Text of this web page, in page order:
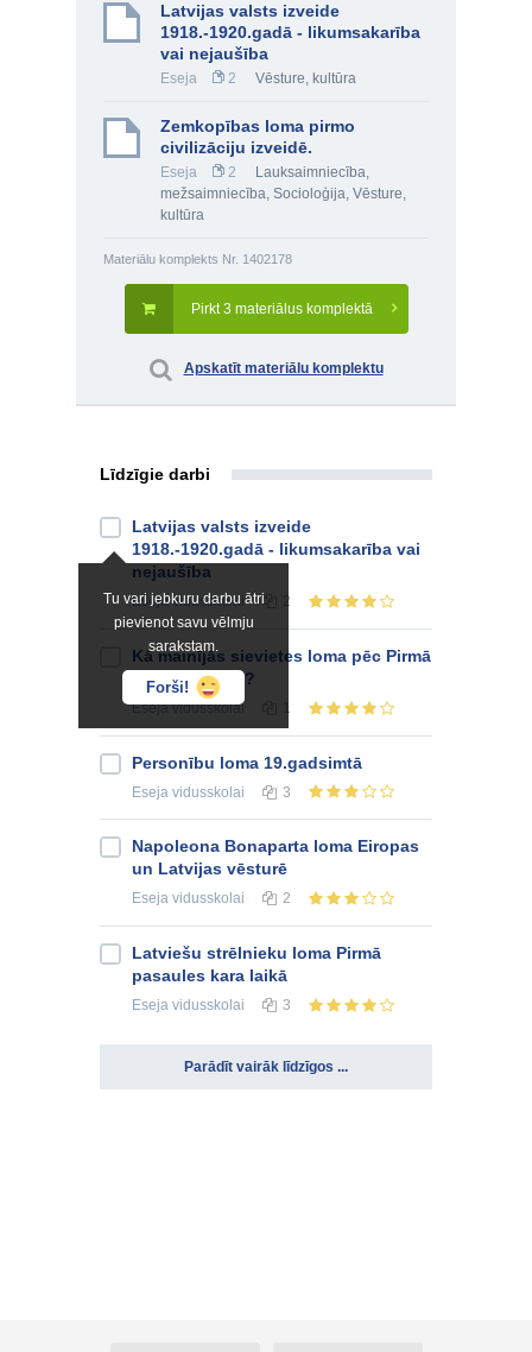
Latvijas valsts izveide
1918.-1920.gadā - likumsakarība
vai nejaušība
Eseja 2 Vēsture, kultūra
Zemkopības loma pirmo
civilizāciju izveidē.
Eseja 2
Lauksaimniecība,
mežsaimniecība, Socioloģija, Vēsture,
kultūra
Materiālu komplekts Nr. 1402178
Pirkt 3 materiālus komplektā
Apskatīt materiālu komplektu
Līdzīgie darbi
Tu vari jebkuru darbu ātri
pievienot savu vēlmju
sarakstam.
Forši!
Latvijas valsts izveide
1918.-1920.gadā - likumsakarība vai
nejaušība
Esejavidusskolai 2
Kā mainījās sievietes loma pēc Pirmā
pasaules kara?
Esejavidusskolai 1
Personību loma 19.gadsimtā
Eseja vidusskolai 3
Napoleona Bonaparta loma Eiropas
un Latvijas vēsturē
Eseja vidusskolai 2
Latviešu strēlnieku loma Pirmā
pasaules kara laikā
Eseja vidusskolai 3
Parādīt vairāk līdzīgos ...